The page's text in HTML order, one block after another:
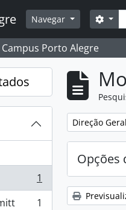
Navegar
Porto Alegre
1
1
Remover filtro:
Direção Geral
Opções